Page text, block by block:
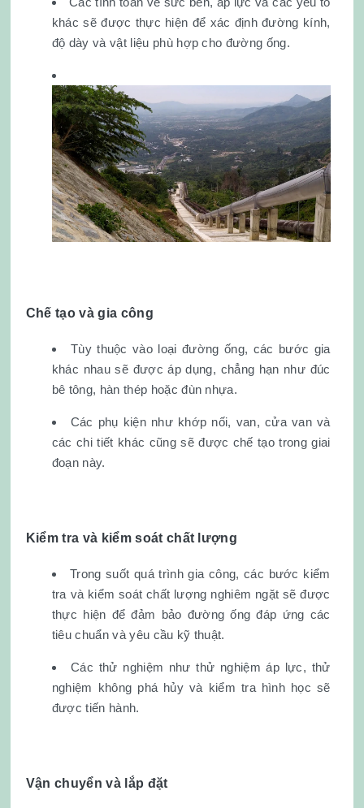
khác sẽ được thực hiện để xác định đường kính,
độ dày và vật liệu phù hợp cho đường ống.
Chế tạo và gia công
Tùy thuộc vào loại đường ống, các bước gia
khác nhau sẽ được áp dụng, chẳng hạn như đúc
bê tông, hàn thép hoặc đùn nhựa.
Các phụ kiện như khớp nối, van, cửa van và
các chi tiết khác cũng sẽ được chế tạo trong giai
đoạn này.
Kiểm tra và kiểm soát chất lượng
Trong suốt quá trình gia công, các bước kiểm
tra và kiểm soát chất lượng nghiêm ngặt sẽ được
thực hiện để đảm bảo đường ống đáp ứng các
tiêu chuẩn và yêu cầu kỹ thuật.
Các thử nghiệm như thử nghiệm áp lực, thử
nghiệm không phá hủy và kiểm tra hình học sẽ
được tiến hành.
Vận chuyển và lắp đặt